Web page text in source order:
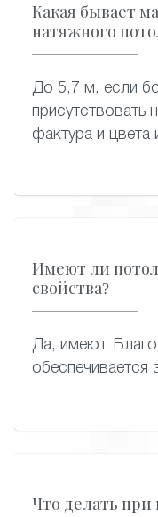
Какая бывает
натяжного
До 5,7 м, если
присутствовать
фактура и цвета
Имеют ли
свойства?
Да, имеют.
обеспечивается
Что делать